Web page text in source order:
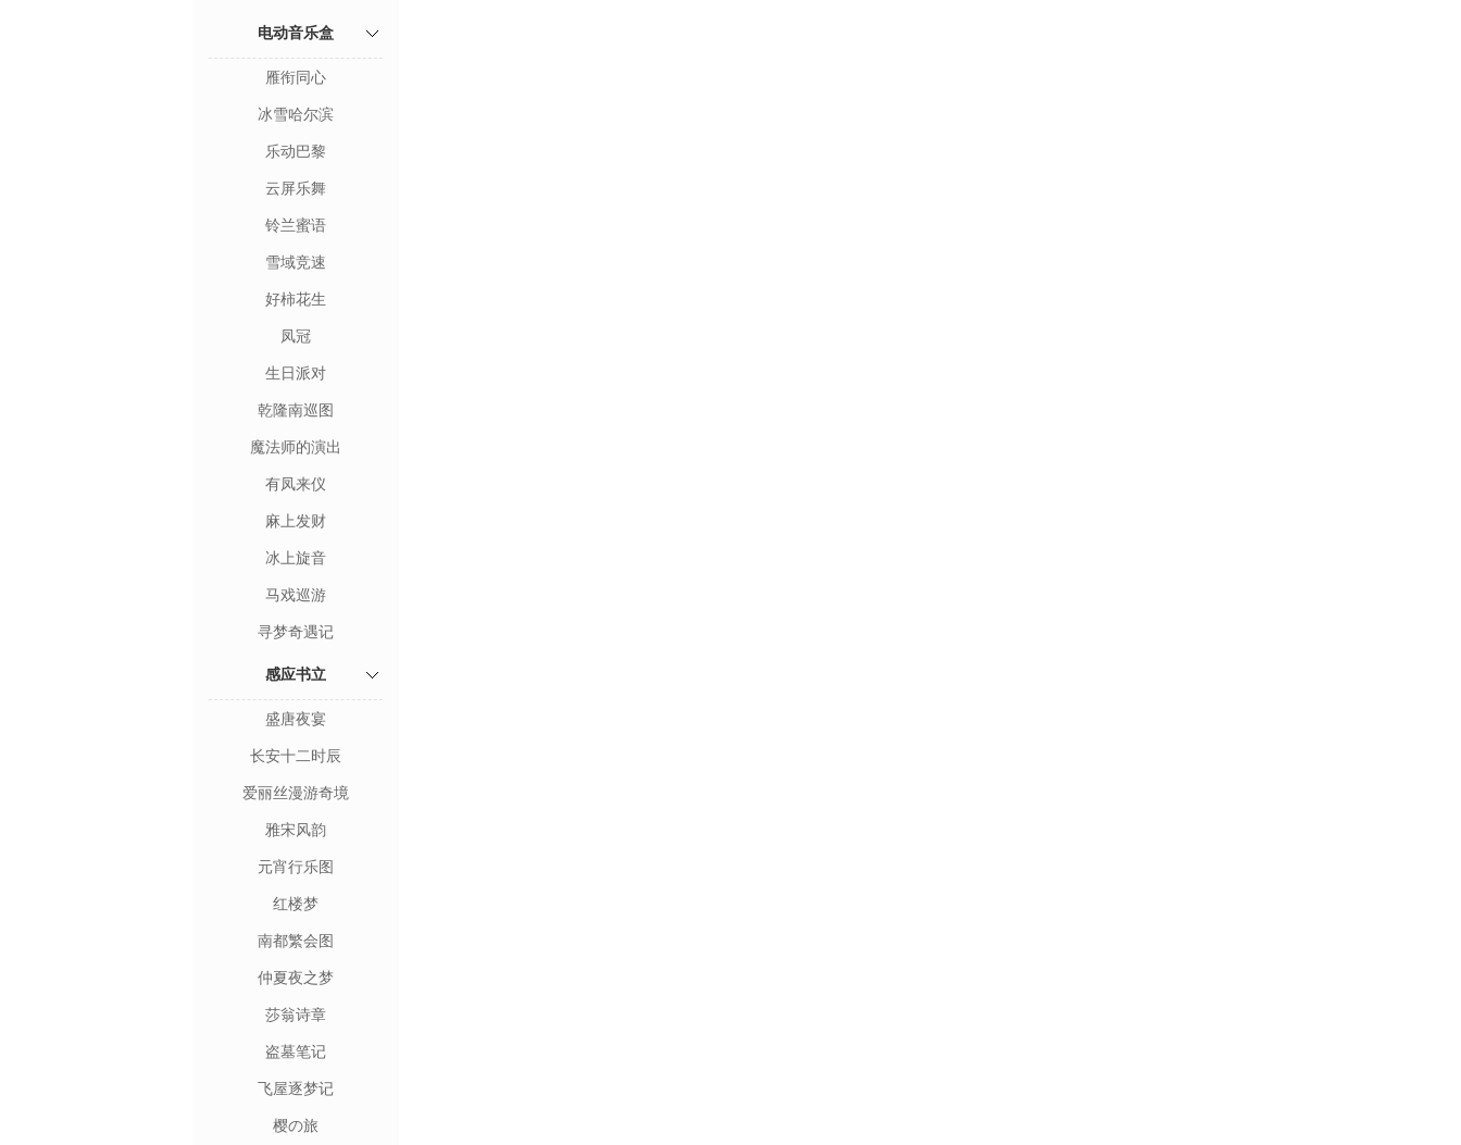
电动音乐盒
雁衔同心
冰雪哈尔滨
乐动巴黎
云屏乐舞
铃兰蜜语
雪域竞速
好柿花生
凤冠
生日派对
乾隆南巡图
魔法师的演出
有凤来仪
麻上发财
冰上旋音
马戏巡游
寻梦奇遇记
感应书立
盛唐夜宴
长安十二时辰
爱丽丝漫游奇境
雅宋风韵
元宵行乐图
红楼梦
南都繁会图
仲夏夜之梦
莎翁诗章
盗墓笔记
飞屋逐梦记
樱の旅